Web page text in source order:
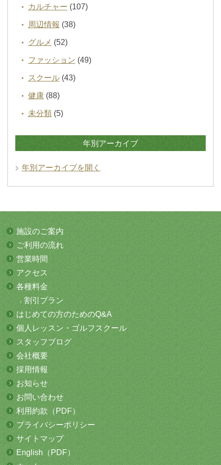
カルチャー (107)
周辺情報 (38)
グルメ (52)
ファッション (49)
スクール(43)
健康(88)
未分類(5)
年別アーカイブ
年別アーカイブを開く
施設のご案内
ご利用の流れ
営業時間
アクセス
各種料金
割引プラン
はじめての方のためのQ&A
個人レッスン・ ゴルフスクール
スタッフブログ
会社概要
採用情報
お知らせ
お問い合わせ
利用約款（PDF）
プライバシーポリシー
サイトマップ
English（PDF）